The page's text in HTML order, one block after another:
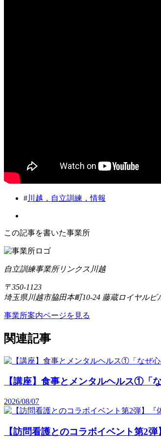
#川越，自立訓練，情報
この記事を書いた事業所
自立訓練事業所リンクス川越
〒350-1123
埼玉県川越市脇田本町10-24 藤蔵ロイヤルビ
事業所案内ページを見る
関連記事
【講座】食事とメンタルヘルス①「
2026/08/07
【訪問看護とのコラボイベント第2